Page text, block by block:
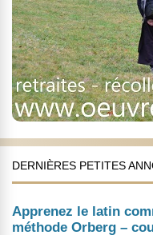
DERNIÈRES PETITES
Apprenez le latin
méthode Orberg –